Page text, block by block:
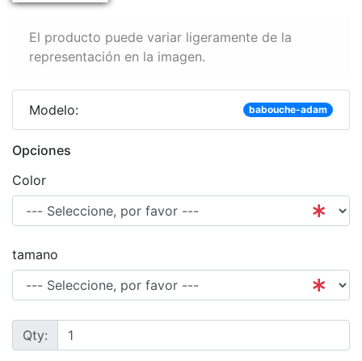
El producto puede variar ligeramente de la
representación en la imagen.
Modelo: babouche-adam
Opciones
Color
tamano
Qty: